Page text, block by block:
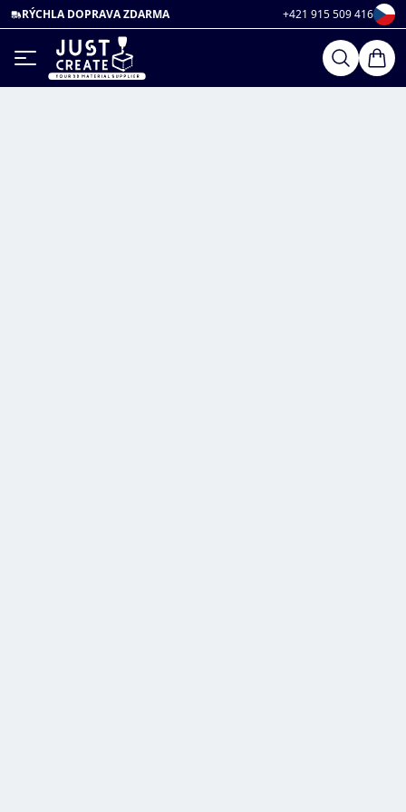
RÝCHLA DOPRAVA ZDARMA +421 915 509 416